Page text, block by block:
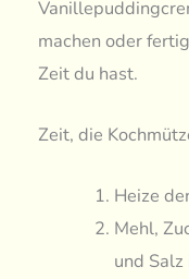
machen oder
Zeit du hast.
Zeit, die
Heize
Mehl,
und